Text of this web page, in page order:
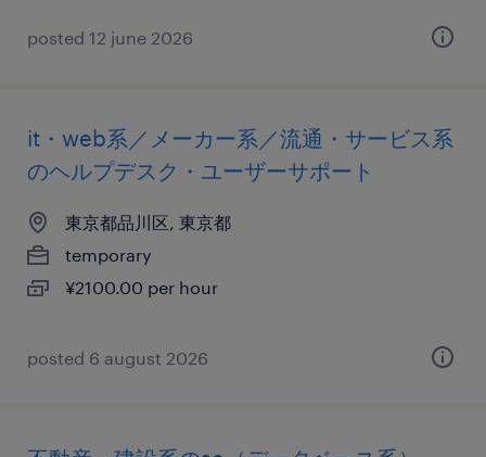
posted 12 june 2026
it・web系／メーカー系／流通・サービス系
のヘルプデスク・ユーザーサポート
東京都品川区, 東京都
temporary
¥2100.00 per hour
posted 6 august 2026